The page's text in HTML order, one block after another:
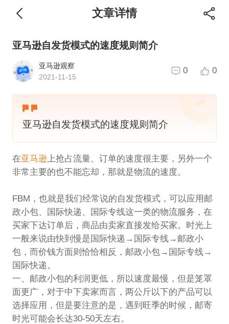
文章详情
亚马逊自发货模式的速度规则简介
亚马逊观察
2021-11-15
0 0
亚马逊自发货模式的速度规则简介
在亚马逊上抢占流量、订单的速度很主要，另外一个
非常主要的也不能忘却，那就是物流的速度。
FBM，也就是我们经常说的自发货模式，可以应用邮
政小包、国际快递、国际专线这一类的物流服务，在
买家下达订单后，商品由卖家直接发给买家。时光上
一般来说由快到慢是国际快递→国际专线→邮政小
包，而价钱方面则恰恰相反，邮政小包→国际专线→
国际快递。
一、邮政小包的利润更低，所以速度最慢，但是笼罩
面更广，对于中下卖家而言，两公斤以下的产品可以
选择应用，但是要注意的是，遇到旺季的时候，邮寄
时光可能会长达30-50天左右。